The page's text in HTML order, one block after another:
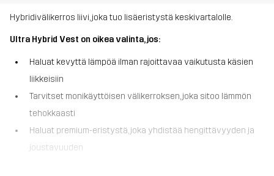
Hybridivälikerros liivi, joka tuo lisäeristystä keskivartalolle.
Ultra Hybrid Vest on oikea valinta, jos:
Haluat kevyttä lämpöä ilman rajoittavaa vaikutusta käsien
liikkeisiin
Tarvitset monikäyttöisen välikerroksen, joka sitoo lämmön
tehokkaasti
Haluat premium-eristystä, joka yhdistää hengittävyyden ja
joustavuuden